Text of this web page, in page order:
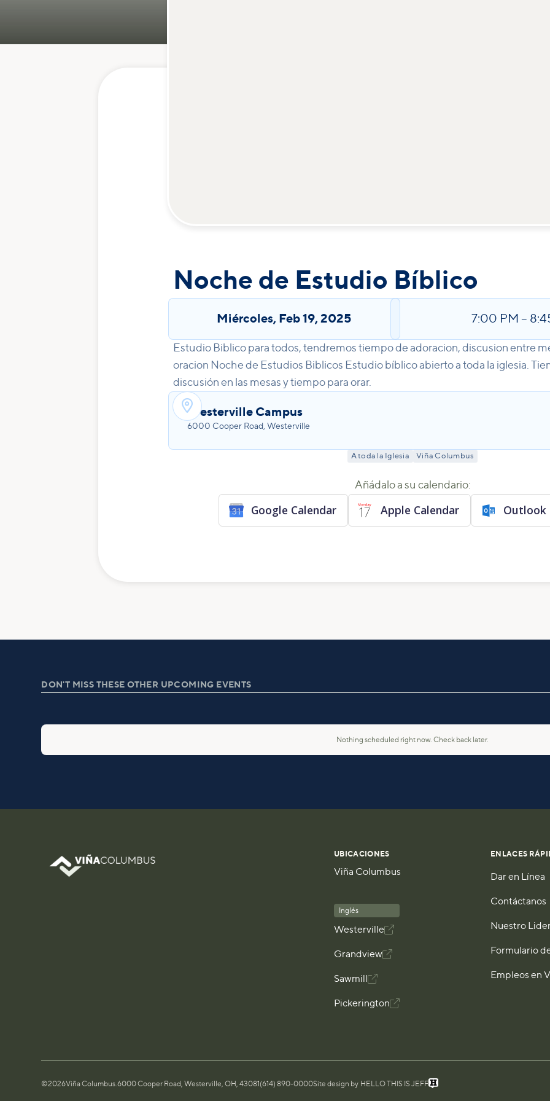
Noche de Estudio Bíblico
Miércoles, Feb 19, 2025 7:00 PM –
Estudio Biblico para todos, tendremos tiempo de adoracion, discusion entre
oracion Noche de Estudios Biblicos Estudio bíblico abierto a toda la iglesia.
discusión en las mesas y tiempo para orar.
Westerville Campus
6000 Cooper Road, Westerville
A toda la Iglesia Viña Columbus
Añádalo a su calendario:
Google Calendar Apple Calendar Outlook
DON'T MISS THESE OTHER UPCOMING EVENTS
Nothing scheduled right now. Check back later.
UBICACIONES
Viña Columbus
Inglés
Westerville
Grandview
Sawmill 
Pickerington
ENLACES
Dar en Línea
Contáctanos
Nuestro
Formulario
Empleos en
©2026Viña Columbus.6000 Cooper Road, Westerville, OH, 43081 (614) 890-0000Site design by HELLO THIS IS JEFF